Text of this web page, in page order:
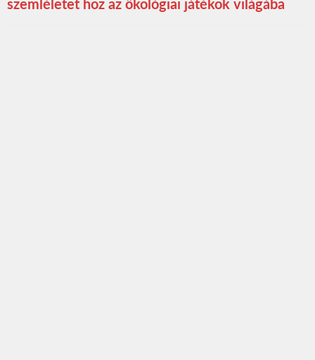
szemléletet hoz az ökológiai játékok világába